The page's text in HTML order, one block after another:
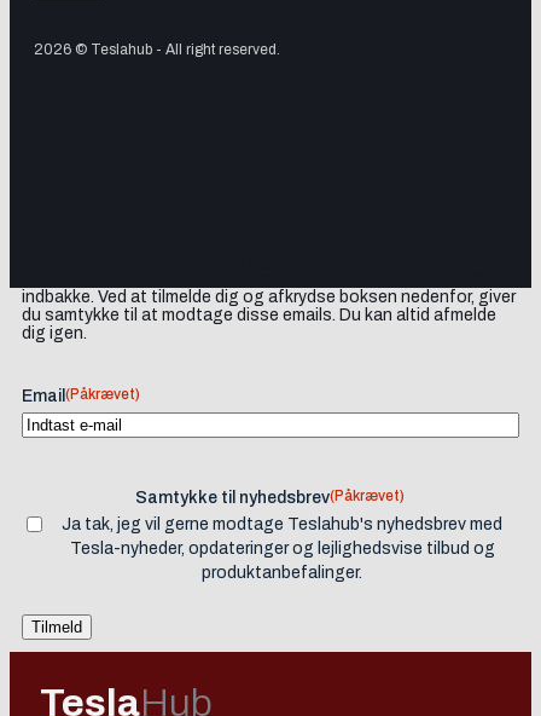
2026 © Teslahub - All right reserved.
indbakke. Ved at tilmelde dig og afkrydse boksen nedenfor, giver
du samtykke til at modtage disse emails. Du kan altid afmelde
dig igen.
Email (Påkrævet)
Samtykke til nyhedsbrev(Påkrævet)
Ja tak, jeg vil gerne modtage Teslahub's nyhedsbrev med
Tesla-nyheder, opdateringer og lejlighedsvise tilbud og
produktanbefalinger.
TeslaHub